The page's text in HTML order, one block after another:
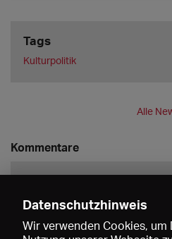
Tags
Kulturpolitik
Alle
Kommentare
Datenschutzhinweis
Wir verwenden Cookies,